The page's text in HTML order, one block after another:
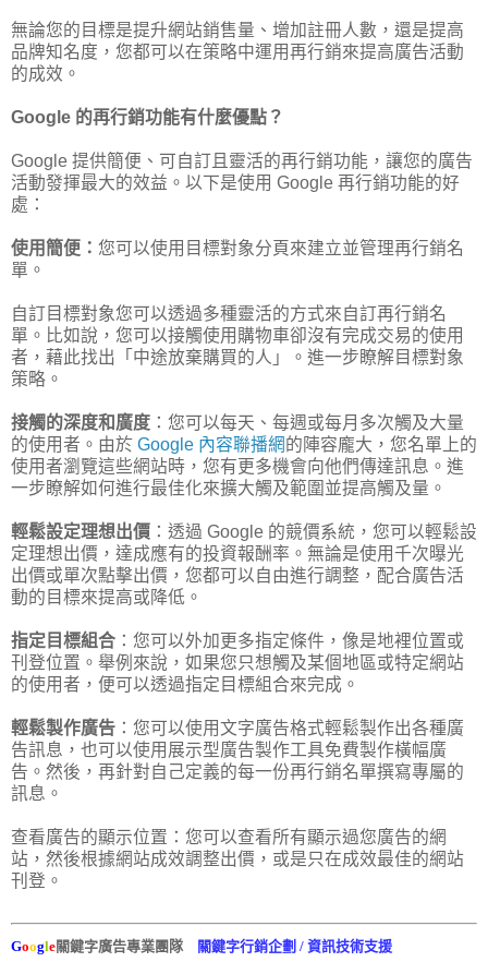
無論您的目標是提升網站銷售量、增加註冊人數，還是提高
品牌知名度，您都可以在策略中運用再行銷來提高廣告活動
的成效。
Google 的再行銷功能有什麼優點？
Google 提供簡便、可自訂且靈活的再行銷功能，讓您的廣告
活動發揮最大的效益。以下是使用 Google 再行銷功能的好
處：
使用簡便： 您可以使用目標對象分頁來建立並管理再行銷名
單。
自訂目標對象您可以透過多種靈活的方式來自訂再行銷名
單。比如說，您可以接觸使用購物車卻沒有完成交易的使用
者，藉此找出「中途放棄購買的人」。進一步瞭解目標對象
策略。
接觸的深度和廣度 ：您可以每天、每週或每月多次觸及大量
的使用者。由於 Google 內容聯播網 的陣容龐大，您名單上的
使用者瀏覽這些網站時，您有更多機會向他們傳達訊息。進
一步瞭解如何進行最佳化來擴大觸及範圍並提高觸及量。
輕鬆設定理想出價 ：透過 Google 的競價系統，您可以輕鬆設
定理想出價，達成應有的投資報酬率。無論是使用千次曝光
出價或單次點擊出價，您都可以自由進行調整，配合廣告活
動的目標來提高或降低。
指定目標組合 ：您可以外加更多指定條件，像是地裡位置或
刊登位置。舉例來說，如果您只想觸及某個地區或特定網站
的使用者，便可以透過指定目標組合來完成。
輕鬆製作廣告 ：您可以使用文字廣告格式輕鬆製作出各種廣
告訊息，也可以使用展示型廣告製作工具免費製作橫幅廣
告。然後，再針對自己定義的每一份再行銷名單撰寫專屬的
訊息。
查看廣告的顯示位置：您可以查看所有顯示過您廣告的網
站，然後根據網站成效調整出價，或是只在成效最佳的網站
刊登。
Google關鍵字廣告專業團隊 關鍵字行銷企劃 / 資訊技術支援